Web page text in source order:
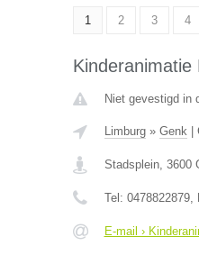
1 2 3 4
Niet gevestigd in
Limburg» Genk|
Stadsplein, 3600
Tel: 0478822879,
E-mail ›